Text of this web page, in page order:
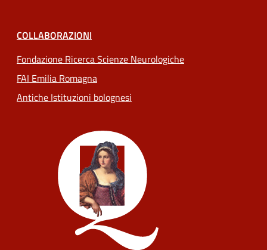
COLLABORAZIONI
Fondazione Ricerca Scienze Neurologiche
FAI Emilia Romagna
Antiche Istituzioni bolognesi